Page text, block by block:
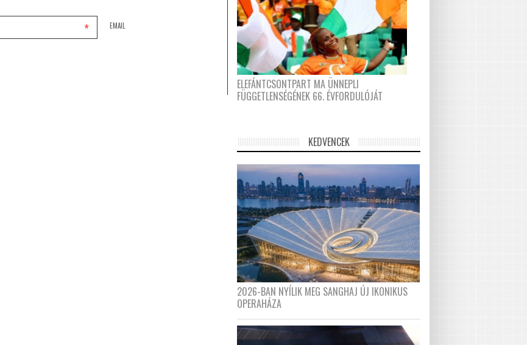
EMAIL
*
ELEFÁNTCSONTPART MA ÜNNEPLI
FÜGGETLENSÉGÉNEK 66. ÉVFORDULÓJÁT
KEDVENCEK
2026-BAN NYÍLIK MEG SANGHAJ ÚJ IKONIKUS
OPERAHÁZA